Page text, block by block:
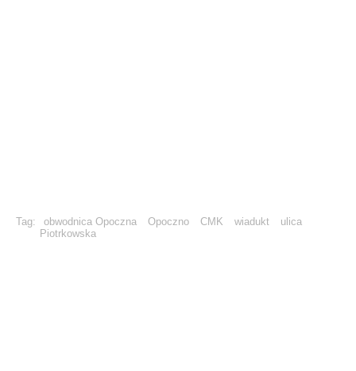
Tag: obwodnica Opoczna Opoczno CMK wiadukt
ulica
Piotrkowska